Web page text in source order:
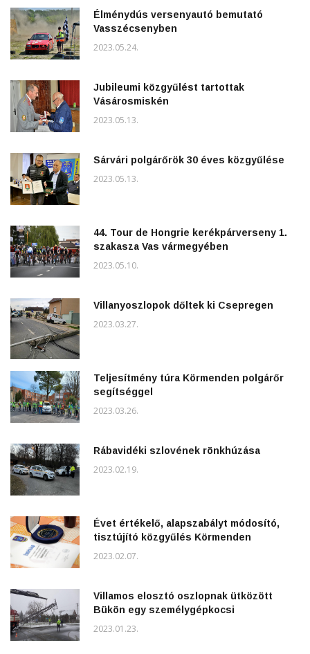
Élménydús versenyautó bemutató
Vasszécsenyben
2023.05.24.
Jubileumi közgyűlést tartottak
Vásárosmiskén
2023.05.13.
Sárvári polgárőrök 30 éves közgyűlése
2023.05.13.
44. Tour de Hongrie kerékpárverseny 1.
szakasza Vas vármegyében
2023.05.10.
Villanyoszlopok dőltek ki Csepregen
2023.03.27.
Teljesítmény túra Körmenden polgárőr
segítséggel
2023.03.26.
Rábavidéki szlovének rönkhúzása
2023.02.19.
Évet értékelő, alapszabályt módosító,
tisztújító közgyűlés Körmenden
2023.02.07.
Villamos elosztó oszlopnak ütközött
Bükön egy személygépkocsi
2023.01.23.